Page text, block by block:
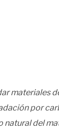
materiales
por
natural del